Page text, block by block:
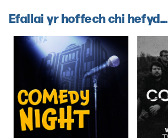
Efallai yr hoffech chi hefyd...